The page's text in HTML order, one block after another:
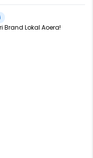
Brand Lokal Aoera!